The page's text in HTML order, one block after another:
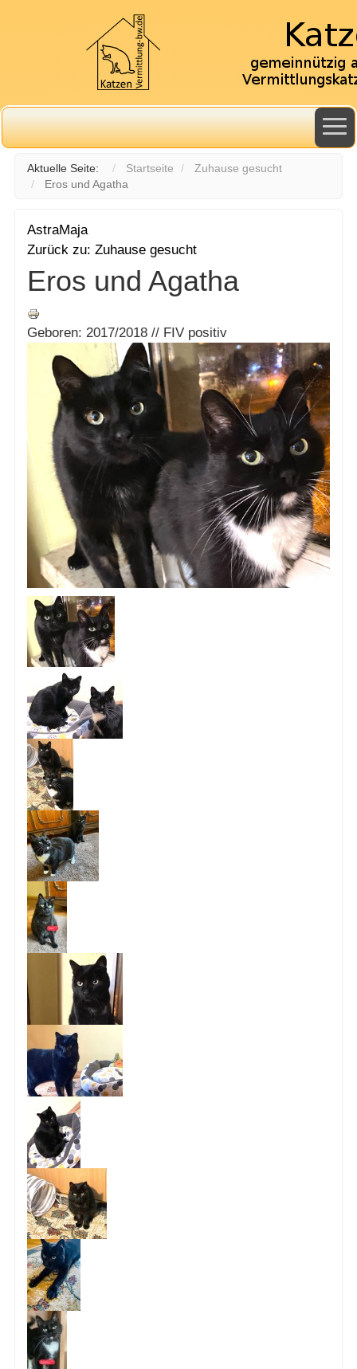
Aktuelle Seite: Startseite
Zuhause gesucht
Eros und Agatha
AstraMaja
Zurück zu: Zuhause gesucht
Eros und Agatha
Geboren: 2017/2018 // FIV positiv